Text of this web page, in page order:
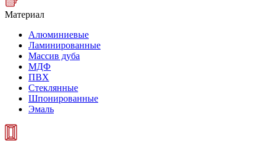
Материал
Алюминиевые
Ламинированные
Массив дуба
МДФ
ПВХ
Стеклянные
Шпонированные
Эмаль